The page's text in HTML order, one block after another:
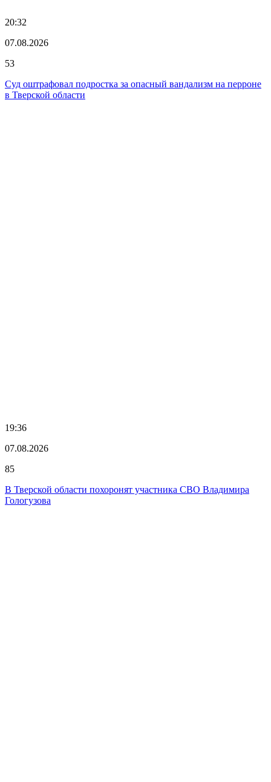
20:32
07.08.2026
53
Суд оштрафовал подростка за опасный вандализм на перроне
в Тверской области
19:36
07.08.2026
85
В Тверской области похоронят участника СВО Владимира
Гологузова